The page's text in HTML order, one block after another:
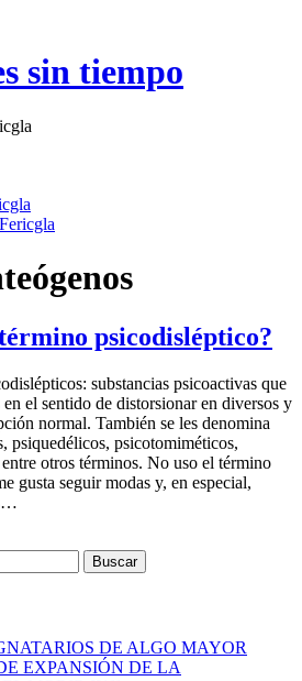
sin tiempo
psicodisléptico?
substancias psicoactivas que
el sentido de distorsionar en diversos y
normal. También se les denomina
psiquedélicos, psicotomiméticos,
otros términos. No uso el término
gusta seguir modas y, en especial,
DE ALGO MAYOR
EXPANSIÓN DE LA